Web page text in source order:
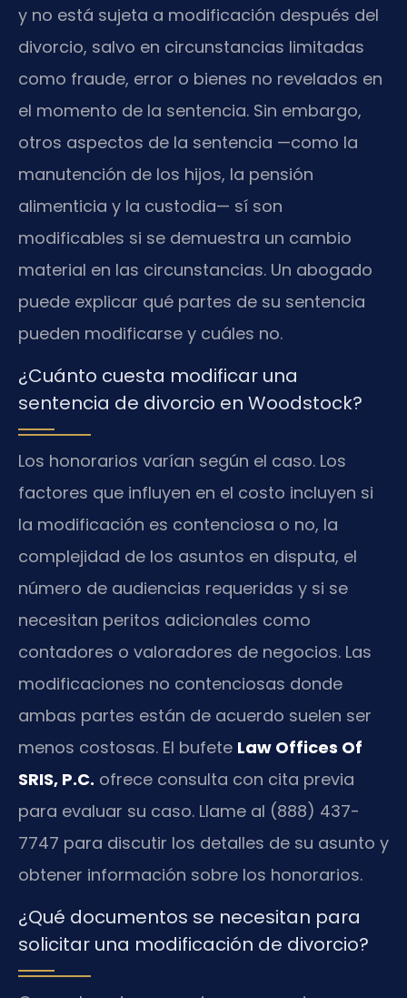
y no está sujeta a modificación después del
divorcio, salvo en circunstancias limitadas
como fraude, error o bienes no revelados en
el momento de la sentencia. Sin embargo,
otros aspectos de la sentencia —como la
manutención de los hijos, la pensión
alimenticia y la custodia— sí son
modificables si se demuestra un cambio
material en las circunstancias. Un abogado
puede explicar qué partes de su sentencia
pueden modificarse y cuáles no.
¿Cuánto cuesta modificar una
sentencia de divorcio en Woodstock?
Los honorarios varían según el caso. Los
factores que influyen en el costo incluyen si
la modificación es contenciosa o no, la
complejidad de los asuntos en disputa, el
número de audiencias requeridas y si se
necesitan peritos adicionales como
contadores o valoradores de negocios. Las
modificaciones no contenciosas donde
ambas partes están de acuerdo suelen ser
menos costosas. El bufete Law Offices Of
SRIS, P.C. ofrece consulta con cita previa
para evaluar su caso. Llame al (888) 437-
7747 para discutir los detalles de su asunto y
obtener información sobre los honorarios.
¿Qué documentos se necesitan para
solicitar una modificación de divorcio?